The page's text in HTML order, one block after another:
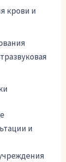
крови и
и